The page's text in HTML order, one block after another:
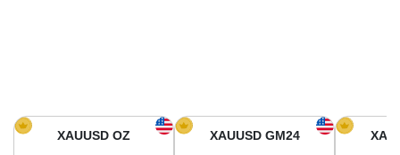
Precio del Oro hoy en América del sur
XAUUSD OZ XAUUSD GM24